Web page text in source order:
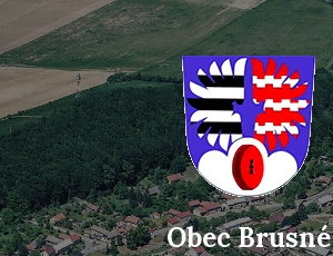
Obec Brusné